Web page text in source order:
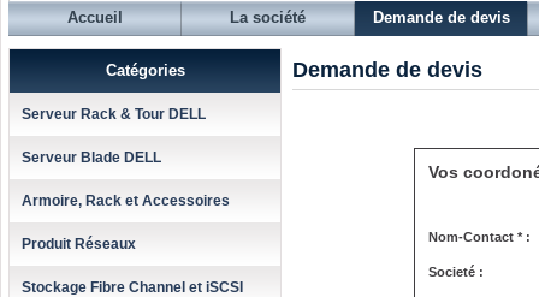
Accueil La société Demande de devis
Catégories
Serveur Rack & Tour DELL
Serveur Blade DELL
Armoire, Rack et Accessoires
Produit Réseaux
Stockage Fibre Channel et iSCSI
Demande de devis
Vos
Nom-Contact * :
Societé :